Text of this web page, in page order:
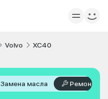
Volvo XC40
Замена масла Ремонт